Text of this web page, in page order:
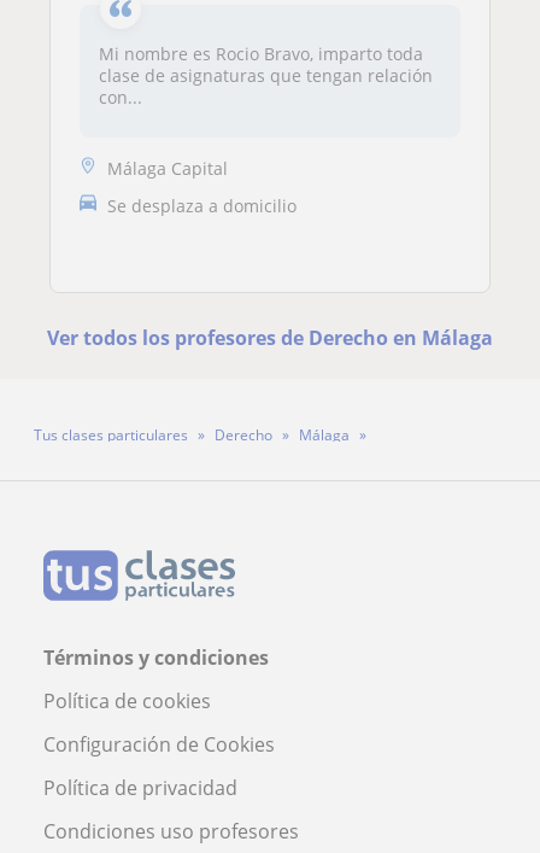
Mi nombre es Rocio Bravo, imparto toda
clase de asignaturas que tengan relación
con...
Málaga Capital
Se desplaza a domicilio
Ver todos los profesores de Derecho en Málaga
Tus clases particulares Derecho
Málaga
Términos y condiciones
Política de cookies
Configuración de Cookies
Política de privacidad
Condiciones uso profesores